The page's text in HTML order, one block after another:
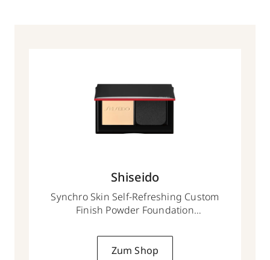
Shiseido
Synchro Skin Self-Refreshing Custom
Finish Powder Foundation
Zum Shop